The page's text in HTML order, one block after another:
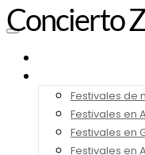
Festivales de
Festivales en
Festivales en
Festivales en
Concierto